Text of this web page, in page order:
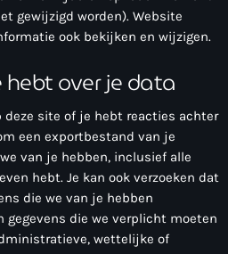
gewijzigd worden). Website
ook bekijken en wijzigen.
over je data
site of je hebt reacties achter
een exportbestand van je
van je hebben, inclusief alle
hebt. Je kan ook verzoeken dat
die we van je hebben
gegevens die we verplicht moeten
wettelijke of